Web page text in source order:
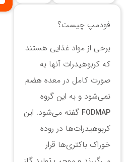
فودمپ چیست؟
برخی از مواد غذایی هستند
که کربوهیدرات آنها به
صورت کامل در معده هضم
نمی‌شود و به این گروه
FODMAP گفته می‌شود. این
کربوهیدرات‌ها در روده
خوراک باکتری‌ها قرار